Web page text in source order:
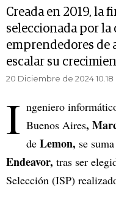
Creada en 2019, la
seleccionada por la
emprendedores de
escalar su
20 Diciembre de 2024 10.18
I ngeniero
Buenos Aires,
de Lemon, se
Endeavor, tras ser
Selección (ISP)